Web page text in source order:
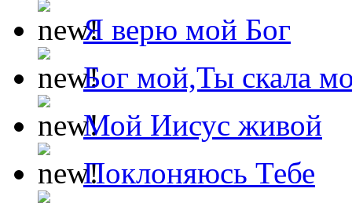
Я верю мой Бог
Бог мой,Ты скала
Мой Иисус живой
Поклоняюсь Тебе